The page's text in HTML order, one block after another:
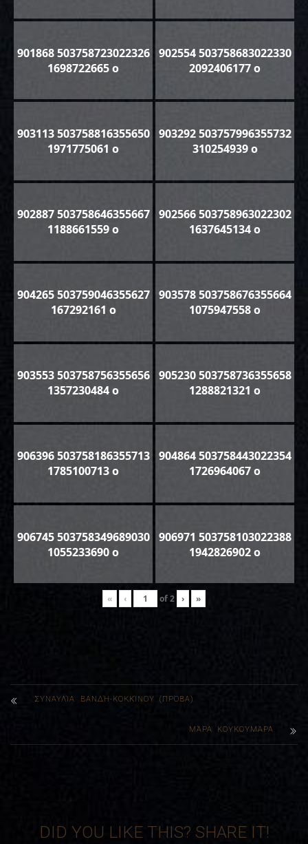
901868 503758723022326
1698722665 o
902554 503758683022330
2092406177 o
903113 503758816355650
1971775061 o
903292 503757996355732
310254939 o
902887 503758646355667
1188661559 o
902566 503758963022302
1637645134 o
904265 503759046355627
167292161 o
903578 503758676355664
1075947558 o
903553 503758756355656
1357230484 o
905230 503758736355658
1288821321 o
906396 503758186355713
1785100713 o
904864 503758443022354
1726964067 o
906745 503758349689030
1055233690 o
906971 503758103022388
1942826902 o
« ‹ of2 › »
ΣΥΝΑΥΛΊΑ ΒΑΝΔΉ-ΚΟΚΚΊΝΟΥ (ΠΡΌΒΑ)
ΜΆΡΑ ΚΟΥΚΟΥΜΆΡΑ
DID YOU LIKE THIS? SHARE IT!